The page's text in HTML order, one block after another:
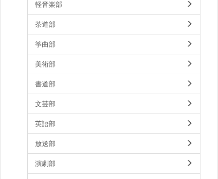
軽音楽部
茶道部
筝曲部
美術部
書道部
文芸部
英語部
放送部
演劇部